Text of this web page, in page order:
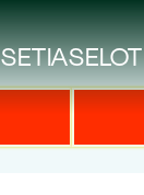
SETIASELOT